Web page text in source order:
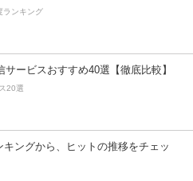
ランキング
サービスおすすめ40選【徹底比較】
20選
キングから、ヒットの推移をチェッ